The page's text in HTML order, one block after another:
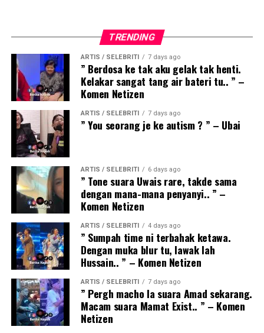
TRENDING
ARTIS / SELEBRITI 7 days ago
” Berdosa ke tak aku gelak tak henti.
Kelakar sangat tang air bateri tu.. ” –
Komen Netizen
ARTIS / SELEBRITI 7 days ago
” You seorang je ke autism ? ” – Ubai
ARTIS / SELEBRITI 6 days ago
” Tone suara Uwais rare, takde sama
dengan mana-mana penyanyi.. ” –
Komen Netizen
ARTIS / SELEBRITI 4 days ago
” Sumpah time ni terbahak ketawa.
Dengan muka blur tu, lawak lah
Hussain.. ” – Komen Netizen
ARTIS / SELEBRITI 7 days ago
” Pergh macho la suara Amad sekarang.
Macam suara Mamat Exist.. ” – Komen
Netizen